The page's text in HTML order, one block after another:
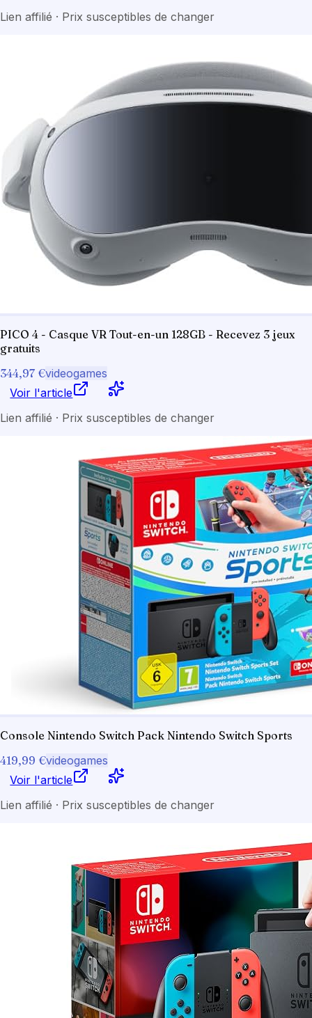
Lien affilié · Prix susceptibles de changer
PICO 4 - Casque VR Tout-en-un 128GB - Recevez 3 jeux
gratuits
344,97 €videogames
Voir l'article
Lien affilié · Prix susceptibles de changer
Console Nintendo Switch Pack Nintendo Switch Sports
419,99 €videogames
Voir l'article
Lien affilié · Prix susceptibles de changer